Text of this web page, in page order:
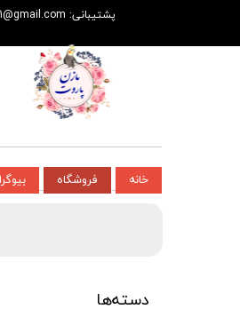
پشتیبانی: amir.mspr5751@gmail.com
خانه
فروشگاه
دسته‌ها